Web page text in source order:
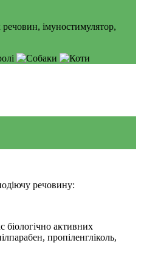
імуностимулятор,
речовину:
біологічно активних
пропіленгліколь,